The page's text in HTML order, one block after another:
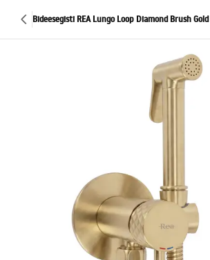
Bideesegisti REA Lungo Loop Diamond Brush Gold